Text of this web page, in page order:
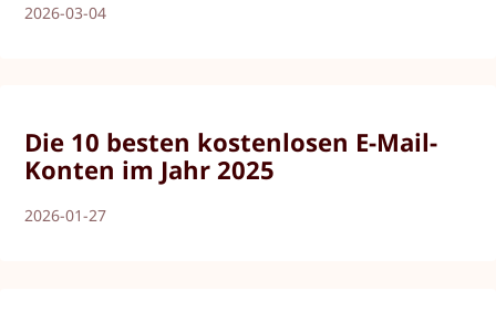
2026-03-04
Die 10 besten kostenlosen E-Mail-
Konten im Jahr 2025
2026-01-27